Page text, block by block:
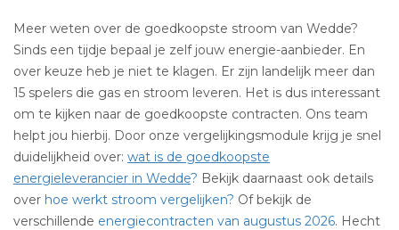
Meer weten over de goedkoopste stroom van Wedde?
Sinds een tijdje bepaal je zelf jouw energie-aanbieder. En
over keuze heb je niet te klagen. Er zijn landelijk meer dan
15 spelers die gas en stroom leveren. Het is dus interessant
om te kijken naar de goedkoopste contracten. Ons team
helpt jou hierbij. Door onze vergelijkingsmodule krijg je snel
duidelijkheid over: wat is de goedkoopste
energieleverancier in Wedde? Bekijk daarnaast ook details
over hoe werkt stroom vergelijken? Of bekijk de
verschillende energiecontracten van augustus 2026. Hecht